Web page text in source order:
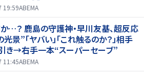
19:59ABEMA
か…？ 鹿島の守護神・早川友基、超反応
景”「ヤバい」「これ触るのか？」相手
き→右手一本“スーパーセーブ”
11:45ABEMA